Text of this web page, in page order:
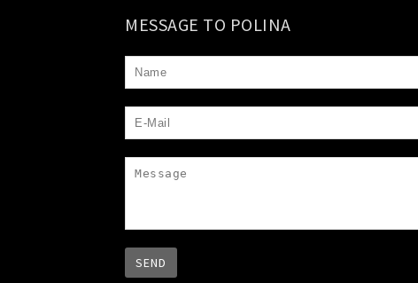
MESSAGE TO POLINA